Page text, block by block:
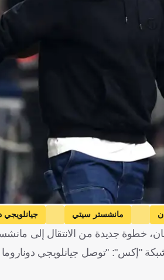
مانشستر سيتي جيانلويجي
خطوة جديدة من الانتقال إلى
بشبكة "إكس": "توصل جيانلويجي